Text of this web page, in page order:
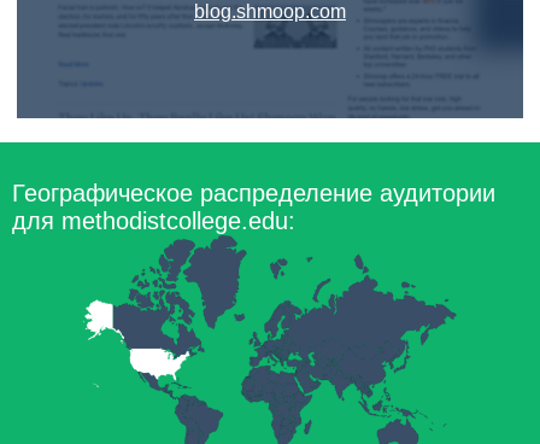
blog.shmoop.com
Географическое распределение аудитории
для methodistcollege.edu: